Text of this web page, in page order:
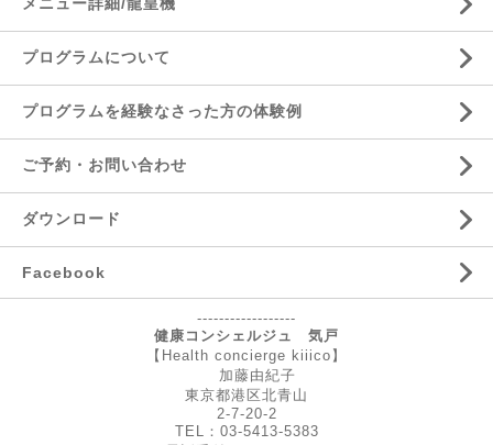
プログラムについて
プログラムを経験なさった方の体験例
ご予約・お問い合わせ
ダウンロード
Facebook
------------------
健康コンシェルジュ 気戸
【Health concierge kiiico】
加藤由紀子
東京都港区北青山
2-7-20-2
TEL：03-5413-5383